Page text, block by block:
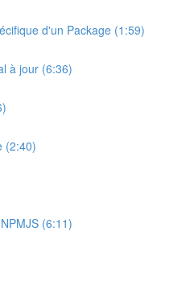
d'un Package (1:59)
à jour (6:36)
(2:40)
(6:11)